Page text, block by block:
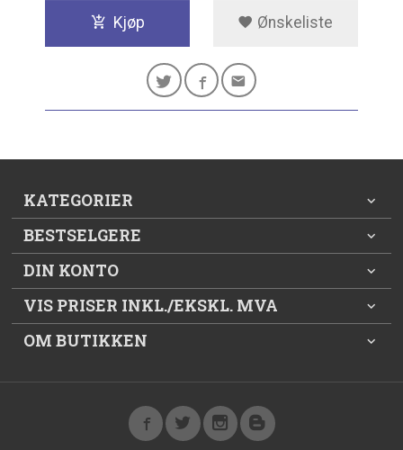
Kjøp Ønskeliste
KATEGORIER
BESTSELGERE
DIN KONTO
VIS PRISER INKL./EKSKL. MVA
OM BUTIKKEN